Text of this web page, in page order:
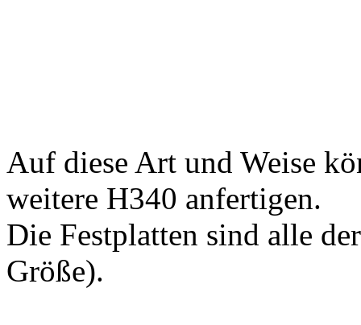
Auf diese Art und Weise
weitere H340 anfertigen.
Die Festplatten sind alle
Größe).